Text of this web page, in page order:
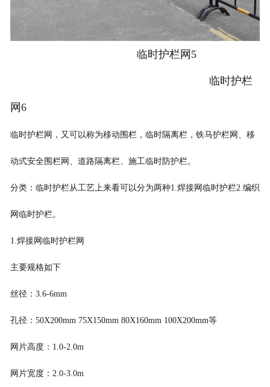
临时护栏网5
临时护栏
网6
临时护栏网，又可以称为移动围栏，临时隔离栏， 铁马护栏网、 移
动式安全围栏网 、 道路隔离栏、施工临时防护栏。
分类：临时护栏从工艺上来看可以分为两种1.焊接网临时护栏2.编织
网临时护栏。
1.焊接网临时护栏网
主要规格如下
丝径： 3.6-6mm
孔径： 50X200mm 75X150mm 80X160mm 100X200mm等
网片高度： 1.0-2.0m
网片宽度： 2.0-3.0m